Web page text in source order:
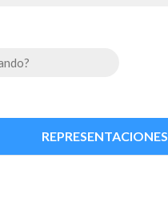
REPRESENTACIONES